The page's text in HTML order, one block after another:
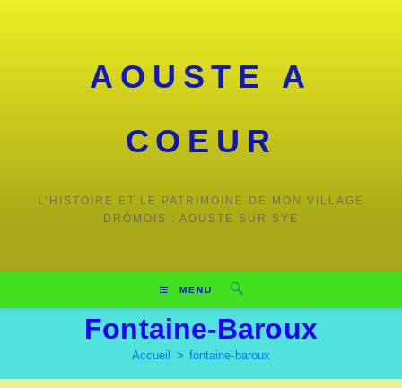
AOUSTE A
COEUR
L’HISTOIRE ET LE PATRIMOINE DE MON VILLAGE
DRÔMOIS : AOUSTE SUR SYE
MENU
Fontaine-Baroux
Accueil > fontaine-baroux